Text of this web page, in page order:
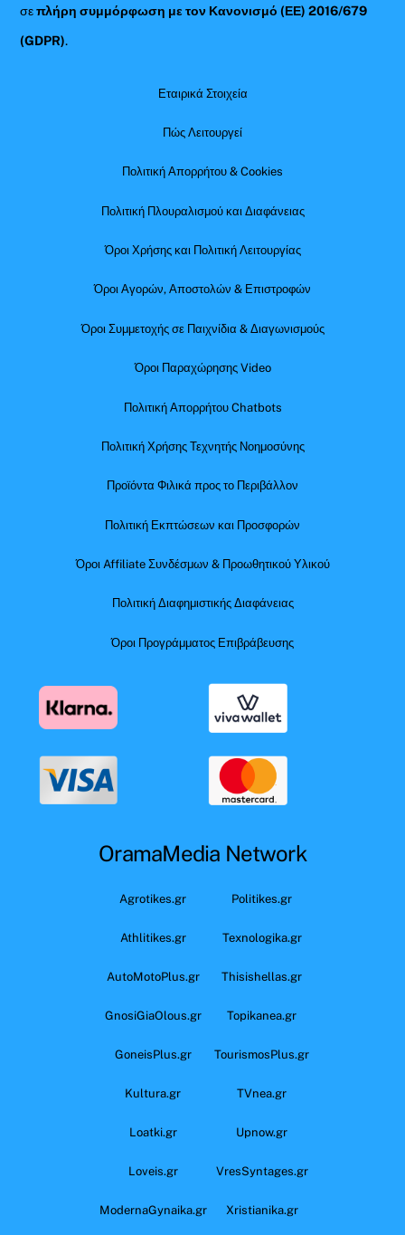
σεπλήρη συμμόρφωση με τον Κανονισμό (ΕΕ) 2016/679
(GDPR).
Εταιρικά Στοιχεία
Πώς Λειτουργεί
Πολιτική Απορρήτου & Cookies
Πολιτική Πλουραλισμού και Διαφάνειας
Όροι Χρήσης και Πολιτική Λειτουργίας
Όροι Αγορών, Αποστολών & Επιστροφών
Όροι Συμμετοχής σε Παιχνίδια & Διαγωνισμούς
Όροι Παραχώρησης Video
Πολιτική Απορρήτου Chatbots
Πολιτική Χρήσης Τεχνητής Νοημοσύνης
Προϊόντα Φιλικά προς το Περιβάλλον
Πολιτική Εκπτώσεων και Προσφορών
Όροι Affiliate Συνδέσμων & Προωθητικού Υλικού
Πολιτική Διαφημιστικής Διαφάνειας
Όροι Προγράμματος Επιβράβευσης
OramaMedia Network
Agrotikes.gr Politikes.gr
Athlitikes.gr Texnologika.gr
AutoMotoPlus.gr Thisishellas.gr
GnosiGiaOlous.gr Topikanea.gr
GoneisPlus.gr TourismosPlus.gr
Kultura.gr TVnea.gr
Loatki.gr Upnow.gr
Loveis.gr VresSyntages.gr
ModernaGynaika.gr Xristianika.gr